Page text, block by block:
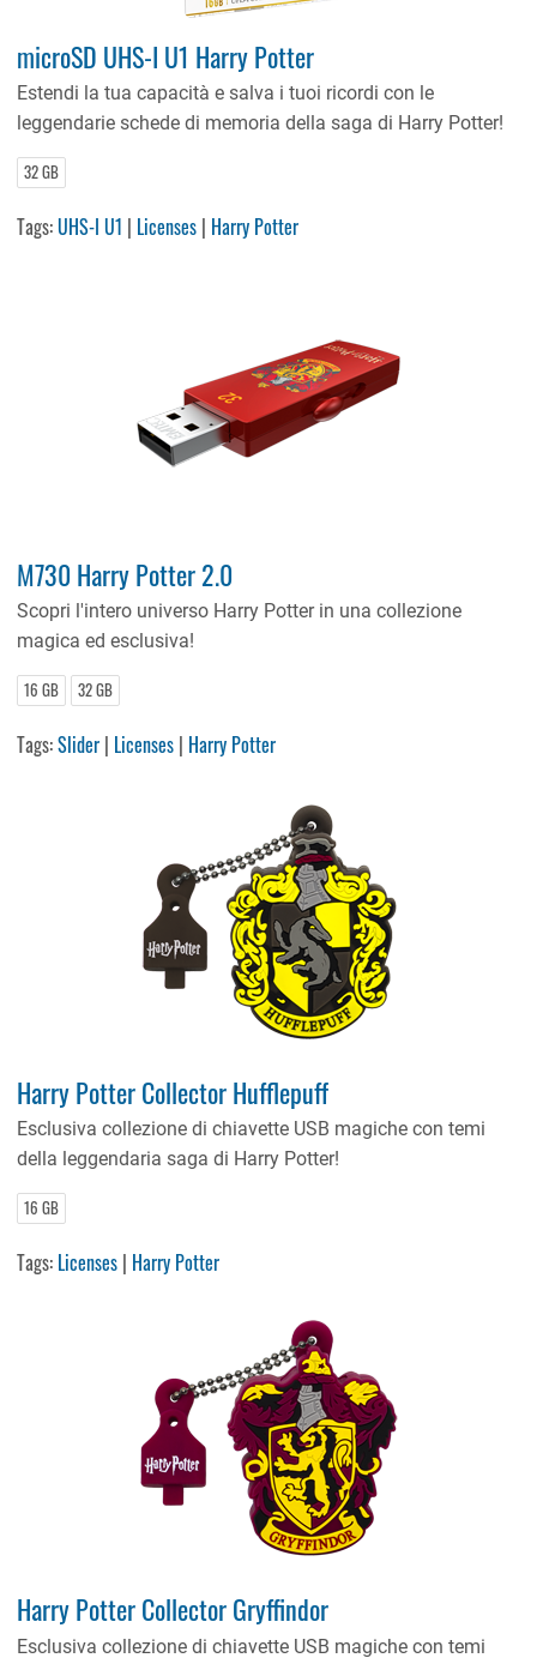
microSD UHS-I U1 Harry Potter
Estendi la tua capacità e salva i tuoi ricordi con le
leggendarie schede di memoria della saga di Harry Potter!
32 GB
Tags:UHS-I U1 | Licenses | Harry Potter
M730 Harry Potter 2.0
Scopri l'intero universo Harry Potter in una collezione
magica ed esclusiva!
16 GB 32 GB
Tags:Slider | Licenses | Harry Potter
Harry Potter Collector Hufflepuff
Esclusiva collezione di chiavette USB magiche con temi
della leggendaria saga di Harry Potter!
16 GB
Tags: Licenses | Harry Potter
Harry Potter Collector Gryffindor
Esclusiva collezione di chiavette USB magiche con temi